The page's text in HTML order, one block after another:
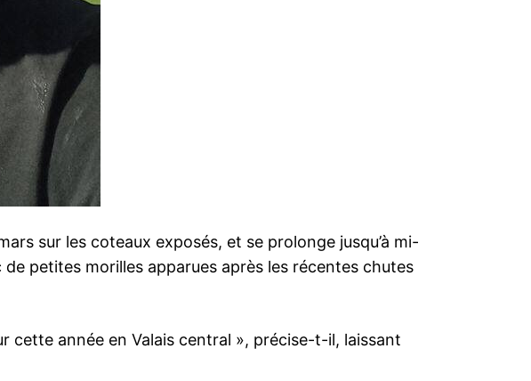
sur les coteaux exposés, et se prolonge jusqu’à mi-
petites morilles apparues après les récentes chutes
cette année en Valais central », précise-t-il, laissant